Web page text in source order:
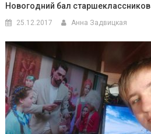
Новогодний бал старшеклассников
25.12.2017 Анна Задвицкая